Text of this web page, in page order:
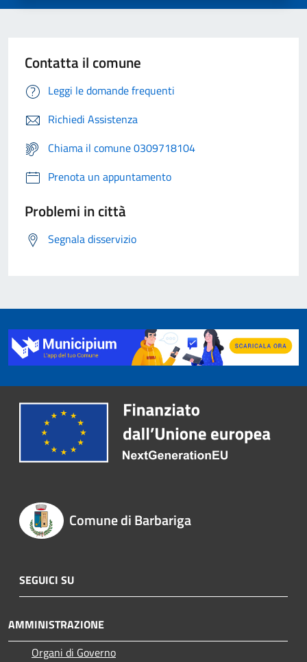
Contatta il comune
Leggi le domande frequenti
Richiedi Assistenza
Chiama il comune 0309718104
Prenota un appuntamento
Problemi in città
Segnala disservizio
Comune di Barbariga
SEGUICI SU
AMMINISTRAZIONE
Organi di Governo